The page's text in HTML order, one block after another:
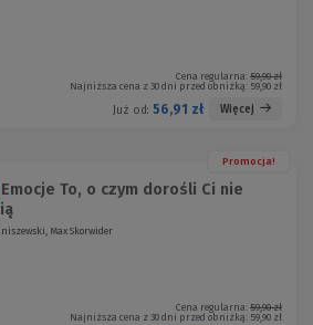
Cena regularna: 59,90 zł
Najniższa cena z 30 dni przed obniżką: 59,90 zł
Już od: 56,91 zł Więcej
Promocja!
Emocje To, o czym dorośli Ci nie
Max Skorwider
Cena regularna: 59,90 zł
Najniższa cena z 30 dni przed obniżką: 59,90 zł